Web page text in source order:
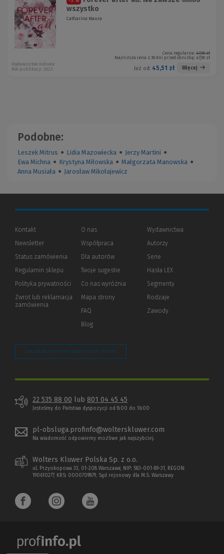
wszystko
Catharina Maura
Cena regularna: 47,90 zł
Najniższa cena z 30 dni przed obniżką: 47,90 zł
Już od: 45,51 zł Więcej
Wydawnictwo Kobiece
Rok publikacji: 2023
Podobne:
Leszek Mitrus ● Lidia Mazowiecka ● Jerzy Martini ●
Ewa Michna ● Krystyna Miłowska ● Małgorzata Manowska ●
Anna Musiała ● Jarosław Mikołajewicz
Kontakt
Newsletter
Status zamówienia
Regulamin sklepu
Polityka prywatności (Nowe
(Link
innej
Zwrot lub reklamacja
zamówienia
O nas
Współpraca
Dla autorów(Nowe
(Link
innej
strony)
Twoje sugestie
Co nas wyróżnia
Mapa strony
FAQ
Blog
Wydawnictwa
Autorzy
Serie
Hasła LEX
Segmenty
Rodzaje
Zawody
Zarządzaj preferencjami plików cookie
22 535 88 00 lub 801 04 45 45
Jesteśmy do Państwa dyspozycji od 8:00 do 16:00
pl-obsluga.profinfo@wolterskluwer.com
Na wiadomość odpowiemy możliwe jak najszybciej.
Wolters Kluwer Polska Sp. z o.o.
ul. Przyokopowa 33, 01-208 Warszawa; NIP: 583-001-89-31, REGON:
190610277, KRS: 0000709879, Sąd rejonowy dla M.S. Warszawy